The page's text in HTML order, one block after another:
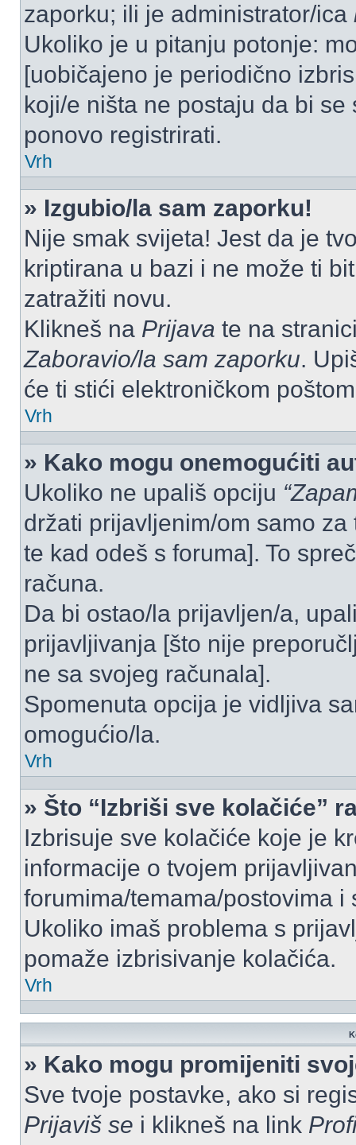
zaporku; ili je administrator/ica
Ukoliko je u pitanju potonje:
[uobičajeno je periodično
koji/e ništa ne postaju da bi
ponovo registrirati.
Vrh
» Izgubio/la sam zaporku!
Nije smak svijeta! Jest da je
kriptirana u bazi i ne može ti
zatražiti novu.
Klikneš na Prijava te na
Zaboravio/la sam zaporku.
će ti stići elektroničkom
Vrh
» Kako mogu onemogućiti
Ukoliko ne upališ opciju
držati prijavljenim/om samo
te kad odeš s foruma]. To
računa.
Da bi ostao/la prijavljen/a,
prijavljivanja [što nije
ne sa svojeg računala].
Spomenuta opcija je vidljiva
omogućio/la.
Vrh
» Što “Izbriši sve kolačiće”
Izbrisuje sve kolačiće koje je
informacije o tvojem
forumima/temama/postovima i
Ukoliko imaš problema s
pomaže izbrisivanje kolačića.
Vrh
» Kako mogu promijeniti
Sve tvoje postavke, ako si
Prijaviš se i klikneš na link